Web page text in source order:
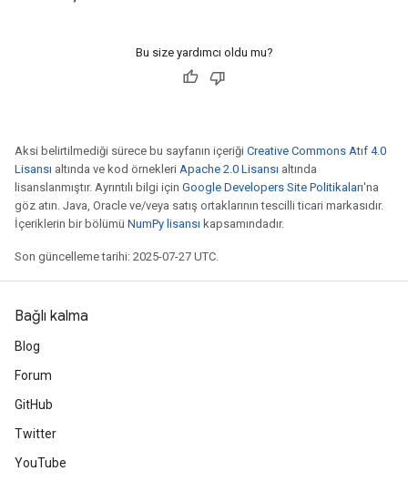
Bu size yardımcı oldu mu?
Aksi belirtilmediği sürece bu sayfanın içeriği Creative Commons Atıf 4.0
Lisansı altında ve kod örnekleri Apache 2.0 Lisansı altında
lisanslanmıştır. Ayrıntılı bilgi için Google Developers Site Politikaları'na
göz atın. Java, Oracle ve/veya satış ortaklarının tescilli ticari markasıdır.
İçeriklerin bir bölümü NumPy lisansı kapsamındadır.
Son güncelleme tarihi: 2025-07-27 UTC.
Bağlı kalma
Blog
Forum
GitHub
Twitter
YouTube